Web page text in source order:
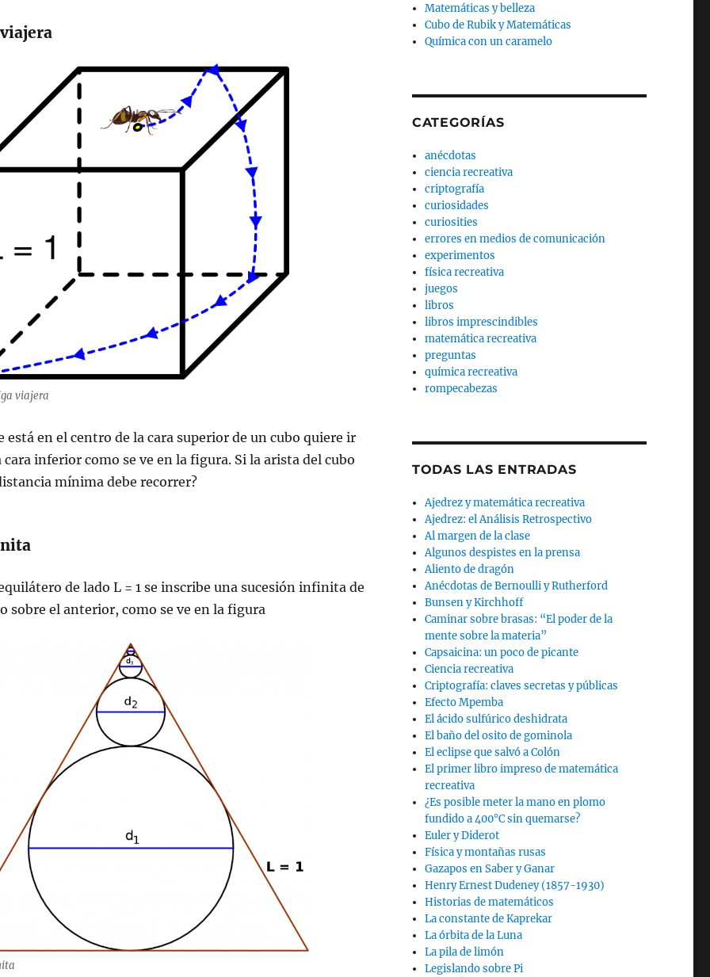
viajera
está en el centro de la cara superior de un cubo quiere ir
cara inferior como se ve en la figura. Si la arista del cubo
mínima debe recorrer?
de lado L = 1 se inscribe una sucesión infinita de
sobre el anterior, como se ve en la figura
Matemáticas y belleza
Cubo de Rubik y Matemáticas
Química con un caramelo
CATEGORÍAS
anécdotas
ciencia recreativa
criptografía
curiosidades
curiosities
errores en medios de comunicación
experimentos
física recreativa
juegos
libros
libros imprescindibles
matemática recreativa
preguntas
química recreativa
rompecabezas
TODAS LAS ENTRADAS
Ajedrez y matemática recreativa
Ajedrez: el Análisis Retrospectivo
Al margen de la clase
Algunos despistes en la prensa
Aliento de dragón
Anécdotas de Bernoulli y Rutherford
Bunsen y Kirchhoff
Caminar sobre brasas: “El poder de la
mente sobre la materia”
Capsaicina: un poco de picante
Ciencia recreativa
Criptografía: claves secretas y públicas
Efecto Mpemba
El ácido sulfúrico deshidrata
El baño del osito de gominola
El eclipse que salvó a Colón
El primer libro impreso de matemática
recreativa
¿Es posible meter la mano en plomo
fundido a 400°C sin quemarse?
Euler y Diderot
Física y montañas rusas
Gazapos en Saber y Ganar
Henry Ernest Dudeney (1857-1930)
Historias de matemáticos
La constante de Kaprekar
La órbita de la Luna
La pila de limón
Legislando sobre Pi